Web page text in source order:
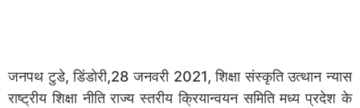
जनपथ टुडे, डिंडोरी,28 जनवरी 2021, शिक्षा संस्कृति उत्थान न्यास
राष्ट्रीय शिक्षा नीति राज्य स्तरीय क्रियान्वयन समिति मध्य प्रदेश के